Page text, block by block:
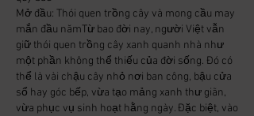
Mở đầu: Thói quen trồng cây và mong cầu may
mắn đầu nămTừ bao đời nay, người Việt vẫn
giữ thói quen trồng cây xanh quanh nhà như
một phần không thể thiếu của đời sống. Đó có
thể là vài chậu cây nhỏ nơi ban công, bậu cửa
sổ hay góc bếp, vừa tạo mảng xanh thư giãn,
vừa phục vụ sinh hoạt hằng ngày. Đặc biệt, vào